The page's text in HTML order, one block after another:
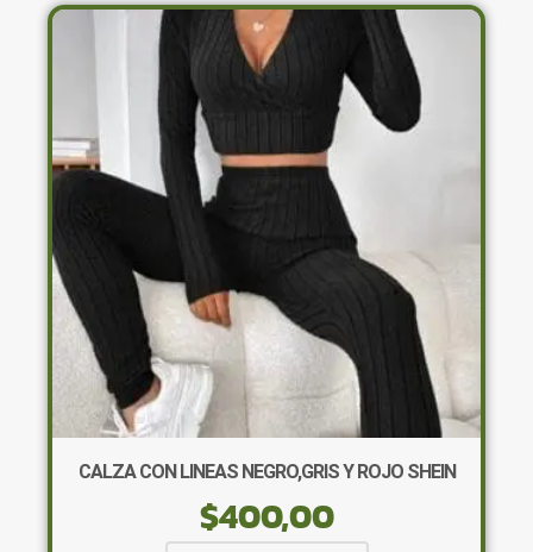
variantes.
Las
opciones
se
pueden
de
producto
CALZA CON LINEAS NEGRO,GRIS Y ROJO SHEIN
$400,00